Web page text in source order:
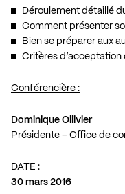
Déroulement détaillé
Comment présenter
Bien se préparer aux
Critères d’acceptation
Conférencière :
Dominique Ollivier
Présidente – Office de
DATE :
30 mars 2016